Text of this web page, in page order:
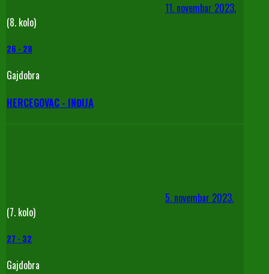
11. novembar 2023.
(8. kolo)
26 - 28
Gajdobra
HERCEGOVAC - INĐIJA
5. novembar 2023.
(7. kolo)
27 - 32
Gajdobra